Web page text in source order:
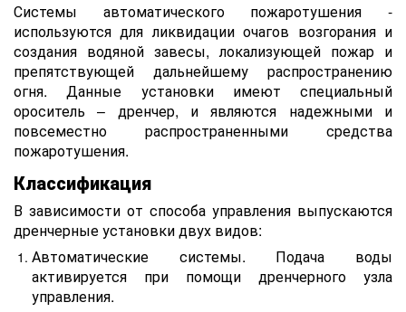
Системы автоматического пожаротушения -
используются для ликвидации очагов возгорания и
создания водяной завесы, локализующей пожар и
препятствующей дальнейшему распространению
огня. Данные установки имеют специальный
ороситель – дренчер, и являются надежными и
повсеместно распространенными средства
пожаротушения.
Классификация
В зависимости от способа управления выпускаются
дренчерные установки двух видов:
Автоматические системы. Подача воды
активируется при помощи дренчерного узла
управления.